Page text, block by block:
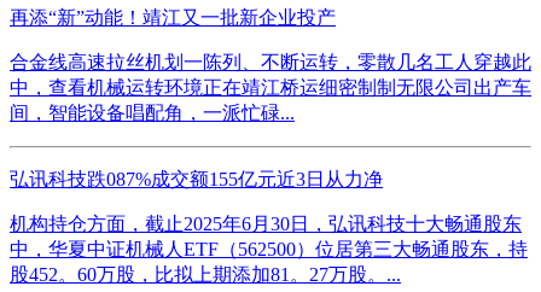
再添“新”动能！靖江又一批新企业投产
合金线高速拉丝机划一陈列、不断运转，零散几名工人穿越此
中，查看机械运转环境正在靖江桥运细密制制无限公司出产车
间，智能设备唱配角，一派忙碌...
弘讯科技跌087%成交额155亿元近3日从力净
机构持仓方面，截止2025年6月30日，弘讯科技十大畅通股东
中，华夏中证机械人ETF（562500）位居第三大畅通股东，持
股452。60万股，比拟上期添加81。27万股。...